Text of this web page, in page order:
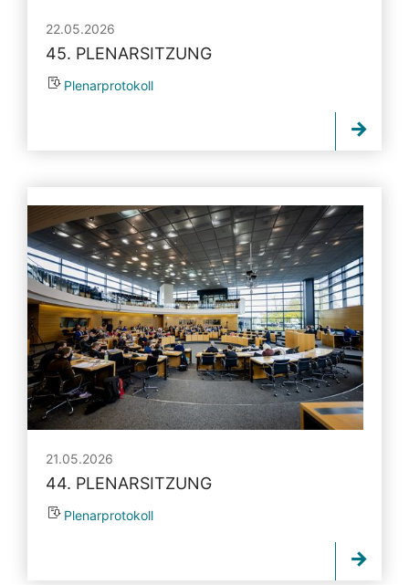
22.05.2026
45. PLENARSITZUNG
Plenarprotokoll
21.05.2026
44. PLENARSITZUNG
Plenarprotokoll